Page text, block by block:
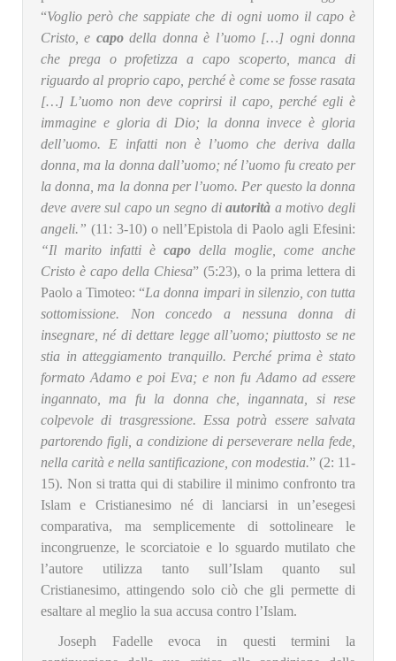
“Voglio però che sappiate che di ogni uomo il capo è
Cristo, e capodella donna è l’uomo […] ogni donna
che prega o profetizza a capo scoperto, manca di
riguardo al proprio capo, perché è come se fosse rasata
[…] L’uomo non deve coprirsi il capo, perché egli è
immagine e gloria di Dio; la donna invece è gloria
dell’uomo. E infatti non è l’uomo che deriva dalla
donna, ma la donna dall’uomo; né l’uomo fu creato per
la donna, ma la donna per l’uomo. Per questo la donna
deve avere sul capo un segno diautorità a motivo degli
angeli.” (11: 3-10) o nell’Epistola di Paolo agli Efesini:
“Il marito infatti è capo della moglie, come anche
Cristo è capo della Chiesa” (5:23), o la prima lettera di
Paolo a Timoteo: “La donna impari in silenzio, con tutta
sottomissione. Non concedo a nessuna donna di
insegnare, né di dettare legge all’uomo; piuttosto se ne
stia in atteggiamento tranquillo. Perché prima è stato
formato Adamo e poi Eva; e non fu Adamo ad essere
ingannato, ma fu la donna che, ingannata, si rese
colpevole di trasgressione. Essa potrà essere salvata
partorendo figli, a condizione di perseverare nella fede,
nella carità e nella santificazione, con modestia.” (2: 11-
15). Non si tratta qui di stabilire il minimo confronto tra
Islam e Cristianesimo né di lanciarsi in un’esegesi
comparativa, ma semplicemente di sottolineare le
incongruenze, le scorciatoie e lo sguardo mutilato che
l’autore utilizza tanto sull’Islam quanto sul
Cristianesimo, attingendo solo ciò che gli permette di
esaltare al meglio la sua accusa contro l’Islam.
Joseph Fadelle evoca in questi termini la